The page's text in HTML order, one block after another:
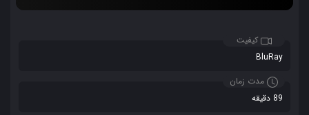
کیفیت
BluRay
مدت زمان
89 دقیقه